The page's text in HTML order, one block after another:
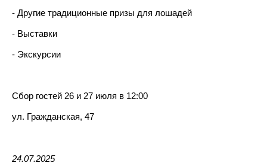
- Другие традиционные призы для лошадей
- Выставки
- Экскурсии
Сбор гостей 26 и 27 июля в 12:00
ул. Гражданская, 47
24.07.2025